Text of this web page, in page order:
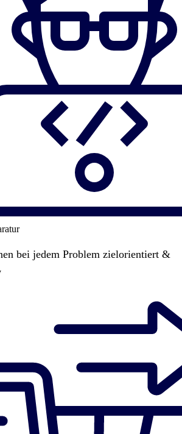
bei jedem Problem zielorientiert &